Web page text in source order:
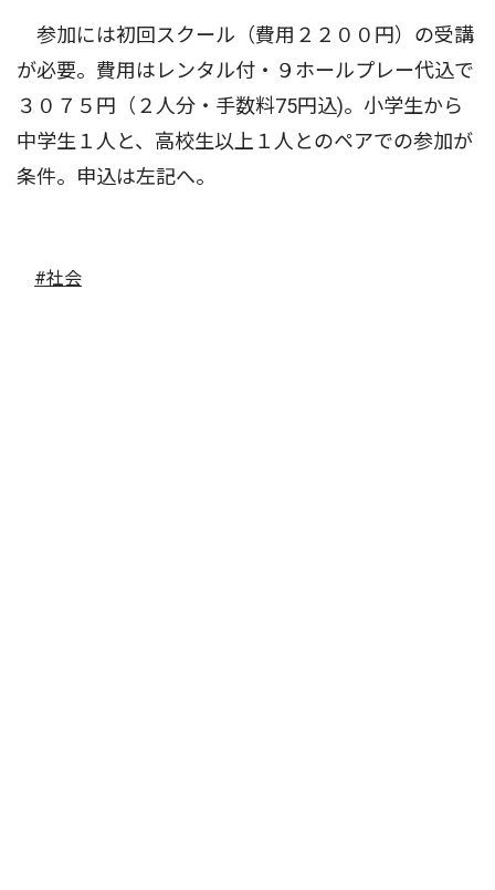
参加には初回スクール（費用２２００円）の受講
が必要。費用はレンタル付・９ホールプレー代込で
３０７５円（２人分・手数料75円込)。小学生から
中学生１人と、高校生以上１人とのペアでの参加が
条件。申込は左記へ。
#社会